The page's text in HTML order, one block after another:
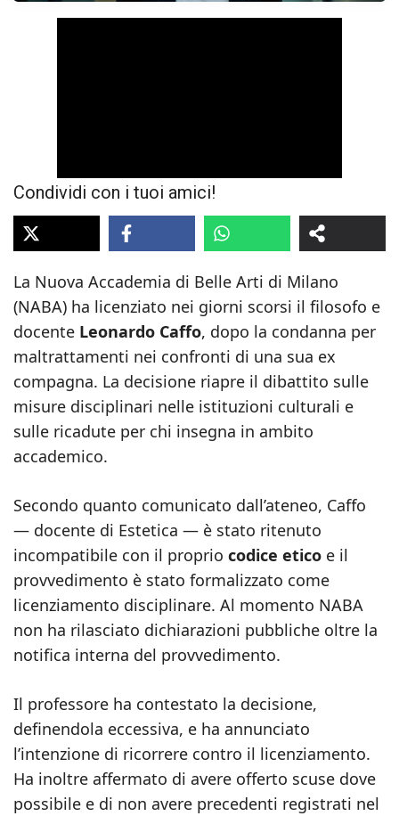
Condividi con i tuoi amici!
La Nuova Accademia di Belle Arti di Milano
(NABA) ha licenziato nei giorni scorsi il filosofo e
docente Leonardo Caffo, dopo la condanna per
maltrattamenti nei confronti di una sua ex
compagna. La decisione riapre il dibattito sulle
misure disciplinari nelle istituzioni culturali e
sulle ricadute per chi insegna in ambito
accademico.
Secondo quanto comunicato dall’ateneo, Caffo
— docente di Estetica — è stato ritenuto
incompatibile con il proprio codice etico e il
provvedimento è stato formalizzato come
licenziamento disciplinare. Al momento NABA
non ha rilasciato dichiarazioni pubbliche oltre la
notifica interna del provvedimento.
Il professore ha contestato la decisione,
definendola eccessiva, e ha annunciato
l’intenzione di ricorrere contro il licenziamento.
Ha inoltre affermato di avere offerto scuse dove
possibile e di non avere precedenti registrati nel